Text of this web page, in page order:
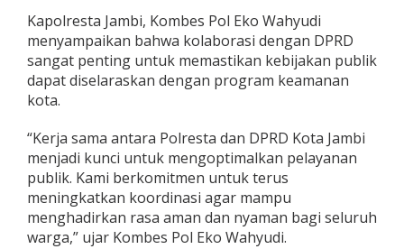
Kapolresta Jambi, Kombes Pol Eko Wahyudi
menyampaikan bahwa kolaborasi dengan DPRD
sangat penting untuk memastikan kebijakan publik
dapat diselaraskan dengan program keamanan
kota.
“Kerja sama antara Polresta dan DPRD Kota Jambi
menjadi kunci untuk mengoptimalkan pelayanan
publik. Kami berkomitmen untuk terus
meningkatkan koordinasi agar mampu
menghadirkan rasa aman dan nyaman bagi seluruh
warga,” ujar Kombes Pol Eko Wahyudi.